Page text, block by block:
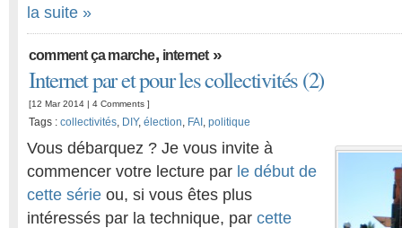
la suite »
comment ça marche, internet»
Internet par et pour les collectivités (2)
[12 Mar 2014 | 4 Comments ]
Tags : collectivités, DIY, élection, FAI , politique
Vous débarquez ? Je vous invite à
commencer votre lecture par le début de
cette série ou, si vous êtes plus
intéressés par la technique, par cette